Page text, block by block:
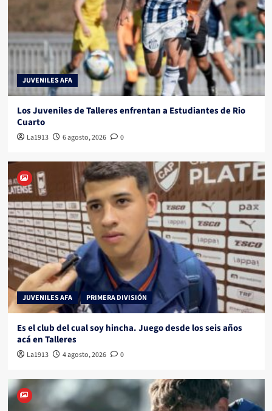
JUVENILES AFA
Los Juveniles de Talleres enfrentan a Estudiantes de Rio
Cuarto
La1913 6 agosto, 2026 0
JUVENILES AFA PRIMERA DIVISIÓN
Es el club del cual soy hincha. Juego desde los seis años
acá en Talleres
La1913 4 agosto, 2026 0